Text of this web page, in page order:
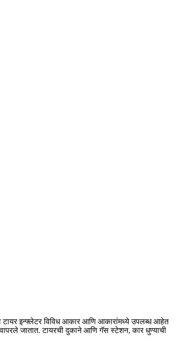
टायर इन्फ्लेटर विविध आकार आणि आकारांमध्ये उपलब्ध आहेत
जातात. टायरची दुकाने आणि गॅस स्टेशन, कार धुण्याची